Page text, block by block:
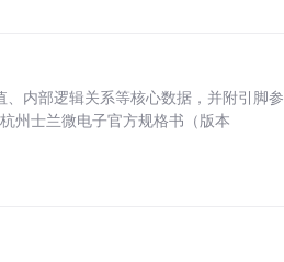
内部逻辑关系等核心数据，并附引脚参
州士兰微电子官方规格书（版本